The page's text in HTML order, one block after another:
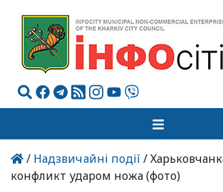
/ Надзвичайні події /
конфликт ударом ножа (фото)